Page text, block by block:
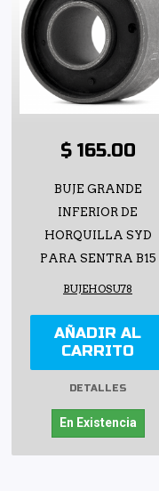
$ 165.00
BUJE GRANDE
INFERIOR DE
HORQUILLA SYD
PARA SENTRA B15
BUJEHOSU78
AÑADIR AL
CARRITO
DETALLES
En Existencia